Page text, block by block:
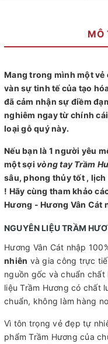
MÔ
Mang trong mình một
vàn sự tinh tế của tạo
đã cảm nhận sự điềm
nghiêm ngay từ chính
loại gỗ quý này.
Nếu bạn là 1 người yêu
một sợi vòng tay Trầm
sâu, phong thủy tốt , lịch
! Hãy cùng tham khảo
Hương - Hương Vân Cát
NGUYÊN LIỆU TRẦM
Hương Vân Cát nhập
nhiên và gia công trực
nguồn gốc và chuẩn
liệu Trầm Hương có chất
chuẩn, không làm hàng
Vì tôn trọng vẻ đẹp tự
phẩm Trầm Hương của